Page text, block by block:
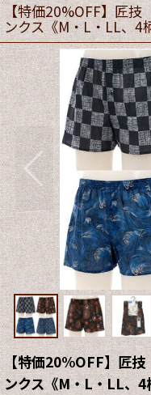
【特価20%OFF】匠
ンクス《M・L・LL、4
【特価20%OFF】匠
ンクス《M・L・LL、